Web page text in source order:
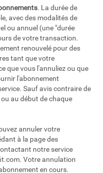
. La durée de
avec des modalités de
ou annuel (une "durée
de votre transaction.
renouvelé pour des
tant que votre
que vous l'annuliez ou que
l'abonnement
Sauf avis contraire de
au début de chaque
annuler votre
à la page des
notre service
. Votre annulation
en cours.